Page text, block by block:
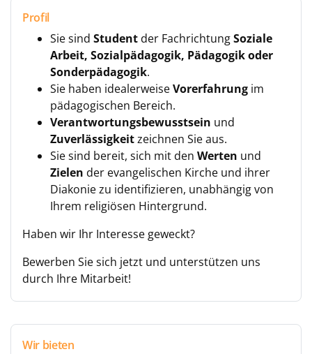
Profil
Sie sind Student der FachrichtungSoziale
Arbeit, Sozialpädagogik, Pädagogik oder
Sonderpädagogik.
Sie haben idealerweiseVorerfahrung im
pädagogischen Bereich.
Verantwortungsbewusstsein und
Zuverlässigkeitzeichnen Sie aus.
Sie sind bereit, sich mit den Werten und
Zielen der evangelischen Kirche und ihrer
Diakonie zu identifizieren, unabhängig von
Ihrem religiösen Hintergrund.
Haben wir Ihr Interesse geweckt?
Bewerben Sie sich jetzt und unterstützen uns
durch Ihre Mitarbeit!
Wir bieten